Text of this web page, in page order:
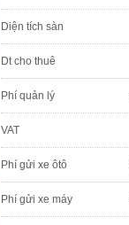
Diện tích sàn
Dt cho thuê
Phí quản lý
VAT
Phí gửi xe ôtô
Phí gửi xe máy